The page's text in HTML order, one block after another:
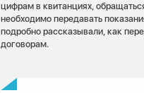
цифрам в квитанциях,
необходимо передавать
подробно рассказывали, как
договорам.